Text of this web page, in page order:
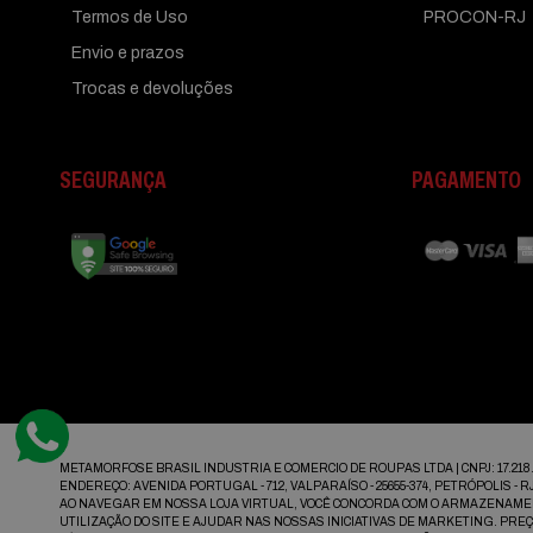
Termos de Uso
Envio e prazos
Trocas e devoluções
PROCON-RJ
SEGURANÇA PAGAMENTO
METAMORFOSE BRASIL INDUSTRIA E COMERCIO DE ROUPAS LTDA | CNPJ:
ENDEREÇO: AVENIDA PORTUGAL - 712, VALPARAÍSO - 25655-374, PETRÓPOLIS - RJ
AO NAVEGAR EM NOSSA LOJA VIRTUAL, VOCÊ CONCORDA COM O
UTILIZAÇÃO DO SITE E AJUDAR NAS NOSSAS INICIATIVAS DE MARKETING.